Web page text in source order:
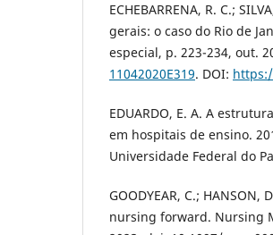
ECHEBARRENA, R. C.;
gerais: o caso do Rio de
especial, p. 223-234, out.
11042020E319. DOI:
EDUARDO, E. A. A
em hospitais de ensino.
Universidade Federal do
GOODYEAR, C.;
nursing forward. Nursing